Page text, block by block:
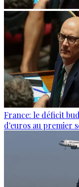
France: le déficit
d'euros au premier